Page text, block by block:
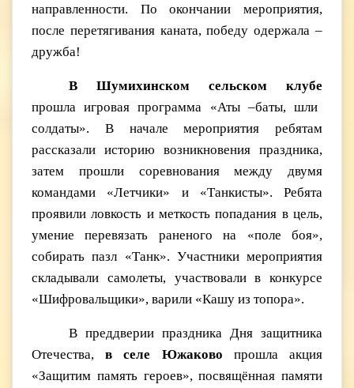
направленности. По окончании мероприятия,
после перетягивания каната, победу одержала –
дружба!
В Шумихинском сельском клубе
прошла игровая программа «Аты –баты, шли
солдаты». В начале мероприятия ребятам
рассказали историю возникновения праздника,
затем прошли соревнования между двумя
командами «Летчики» и «Танкисты». Ребята
проявили ловкость и меткость попадания в цель,
умение перевязать раненого на «поле боя»,
собирать пазл «Танк». Участники мероприятия
складывали самолеты, участвовали в конкурсе
«Шифровальщики», варили «Кашу из топора».
В преддверии праздника Дня защитника
Отечества, в селе Южаково прошла акция
«Защитим память героев», посвящённая памяти